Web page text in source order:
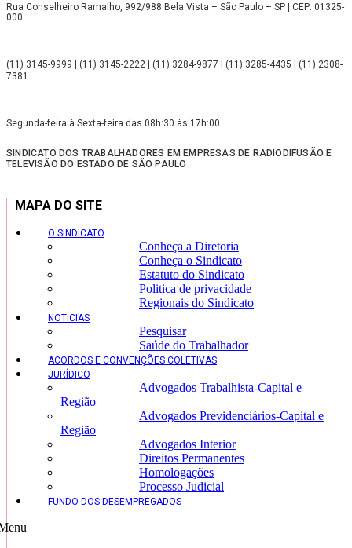
Rua Conselheiro Ramalho, 992/988 Bela Vista – São Paulo – SP | CEP: 01325-
000
(11) 3145-9999 | (11) 3145-2222 | (11) 3284-9877 | (11) 3285-4435 | (11) 2308-
7381
Segunda-feira à Sexta-feira das 08h:30 às 17h:00
SINDICATO DOS TRABALHADORES EM EMPRESAS DE RADIODIFUSÃO E
TELEVISÃO DO ESTADO DE SÃO PAULO
MAPA DO SITE
O SINDICATO
Conheça a Diretoria
Conheça o Sindicato
Estatuto do Sindicato
Politica de privacidade
Regionais do Sindicato
NOTÍCIAS
Pesquisar
Saúde do Trabalhador
ACORDOS E CONVENÇÕES COLETIVAS
JURÍDICO
Advogados Trabalhista-Capital e
Região
Advogados Previdenciários-Capital e
Região
Advogados Interior
Direitos Permanentes
Homologações
Processo Judicial
FUNDO DOS DESEMPREGADOS